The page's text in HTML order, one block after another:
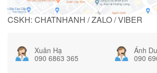
CSKH: CHATNHANH / ZALO / VIBER
Xuân Hạ
090 6863 365
Ánh
090